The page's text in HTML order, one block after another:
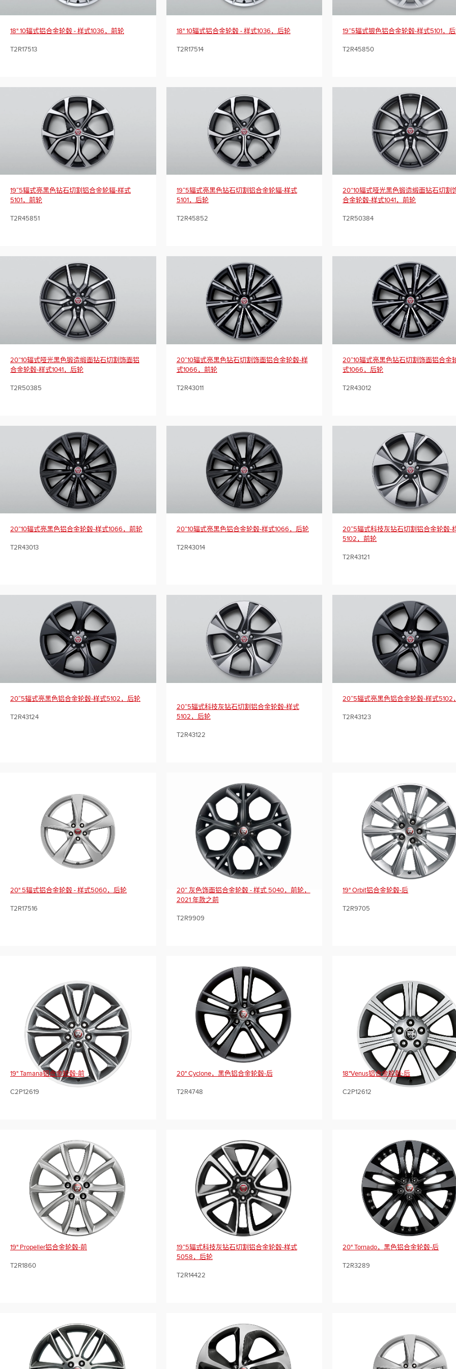
18" 10辐式铝合金轮毂 - 样式1036，前轮
T2R17513
18" 10辐式铝合金轮毂 - 样式1036，后轮
T2R17514
19“5辐式银色铝合金轮毂-样式5101，
T2R45850
19“5辐式亮黑色钻石切割铝合金轮辐-样式
5101，前轮
T2R45851
19“5辐式亮黑色钻石切割铝合金轮辐-样式
5101，后轮
T2R45852
20”10辐式哑光黑色锻造缎面钻石切割
合金轮毂-样式1041，前轮
T2R50384
20”10辐式哑光黑色锻造缎面钻石切割饰面铝
合金轮毂-样式1041，后轮
T2R50385
20“10辐式亮黑色钻石切割饰面铝合金轮毂-样
式1066，前轮
T2R43011
20“10辐式亮黑色钻石切割饰面铝合金
式1066，后轮
T2R43012
20”10辐式亮黑色铝合金轮毂-样式1066，前轮
T2R43013
20”10辐式亮黑色铝合金轮毂-样式1066，后轮
T2R43014
20“5辐式科技灰钻石切割铝合金轮毂-
5102，前轮
T2R43121
20“5辐式亮黑色铝合金轮毂-样式5102，后轮
T2R43124
20“5辐式科技灰钻石切割铝合金轮毂-样式
5102，后轮
T2R43122
20“5辐式亮黑色铝合金轮毂-样式5102
T2R43123
20" 5辐式铝合金轮毂 - 样式5060，后轮
T2R17516
20” 灰色饰面铝合金轮毂 - 样式 5040，前轮，
2021 年款之前
T2R9909
19" Orbit铝合金轮毂-后
T2R9705
19" Tamana铝合金轮毂-前
C2P12619
20" Cyclone，黑色铝合金轮毂-后
T2R4748
18"Venus铝合金轮毂-后
C2P12612
19" Propeller铝合金轮毂-前
T2R1860
19”5辐式科技灰钻石切割铝合金轮毂-样式
5058，后轮
T2R14422
20" Tornado，黑色铝合金轮毂-后
T2R3289